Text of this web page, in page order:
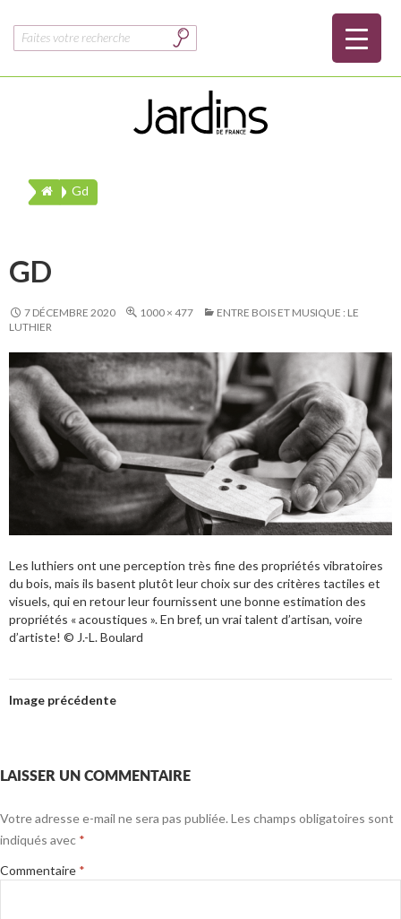
Rechercher :
Gd
GD
7 DÉCEMBRE 2020 1000 × 477
ENTRE BOIS ET MUSIQUE : LE
LUTHIER
Les luthiers ont une perception très fine des propriétés vibratoires
du bois, mais ils basent plutôt leur choix sur des critères tactiles et
visuels, qui en retour leur fournissent une bonne estimation des
propriétés « acoustiques ». En bref, un vrai talent d’artisan, voire
d’artiste! © J.-L. Boulard
Image précédente
LAISSER UN COMMENTAIRE
Votre adresse e-mail ne sera pas publiée. Les champs obligatoires sont
indiqués avec *
Commentaire *